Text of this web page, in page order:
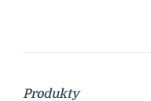
Produkty